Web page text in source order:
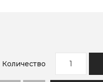
Количество